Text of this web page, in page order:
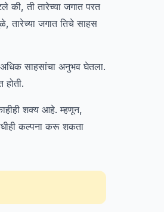
की, ती तारेच्या जगात परत
तारेच्या जगात तिचे साहस
साहसांचा अनुभव घेतला.
होती.
शक्य आहे. म्हणून,
कल्पना करू शकता